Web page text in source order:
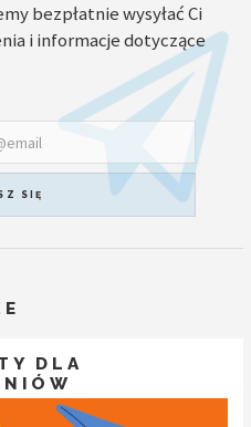
bezpłatnie wysyłać Ci
i informacje dotyczące
SIĘ
DLA